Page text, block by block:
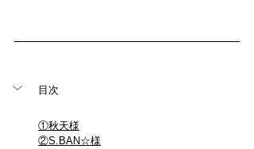
目次
①秋天様
②S.BAN☆様